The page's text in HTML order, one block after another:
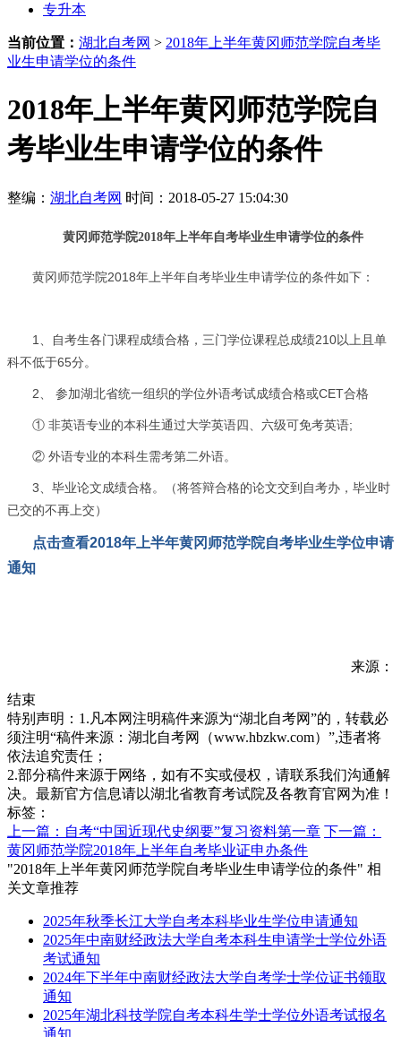
专升本
当前位置： 湖北自考网 > 2018年上半年黄冈师范学院自考毕
业生申请学位的条件
2018年上半年黄冈师范学院自
考毕业生申请学位的条件
整编： 湖北自考网 时间：2018-05-27 15:04:30
黄冈师范学院2018年上半年自考毕业生申请学位的条件
黄冈师范学院2018年上半年自考毕业生申请学位的条件如下：
1、自考生各门课程成绩合格，三门学位课程总成绩210以上且单
科不低于65分。
2、 参加湖北省统一组织的学位外语考试成绩合格或CET合格
① 非英语专业的本科生通过大学英语四、六级可免考英语;
② 外语专业的本科生需考第二外语。
3、毕业论文成绩合格。（将答辩合格的论文交到自考办，毕业时
已交的不再上交）
点击查看2018年上半年黄冈师范学院自考毕业生学位申请
通知
来源：
结束
特别声明：1.凡本网注明稿件来源为“湖北自考网”的，转载必
须注明“稿件来源：湖北自考网（www.hbzkw.com）”,违者将
依法追究责任；
2.部分稿件来源于网络，如有不实或侵权，请联系我们沟通解
决。最新官方信息请以湖北省教育考试院及各教育官网为准！
标签：
上一篇：自考“中国近现代史纲要”复习资料第一章 下一篇：
黄冈师范学院2018年上半年自考毕业证申办条件
"2018年上半年黄冈师范学院自考毕业生申请学位的条件" 相
关文章推荐
2025年秋季长江大学自考本科毕业生学位申请通知
2025年中南财经政法大学自考本科生申请学士学位外语
考试通知
2024年下半年中南财经政法大学自考学士学位证书领取
通知
2025年湖北科技学院自考本科生学士学位外语考试报名
通知